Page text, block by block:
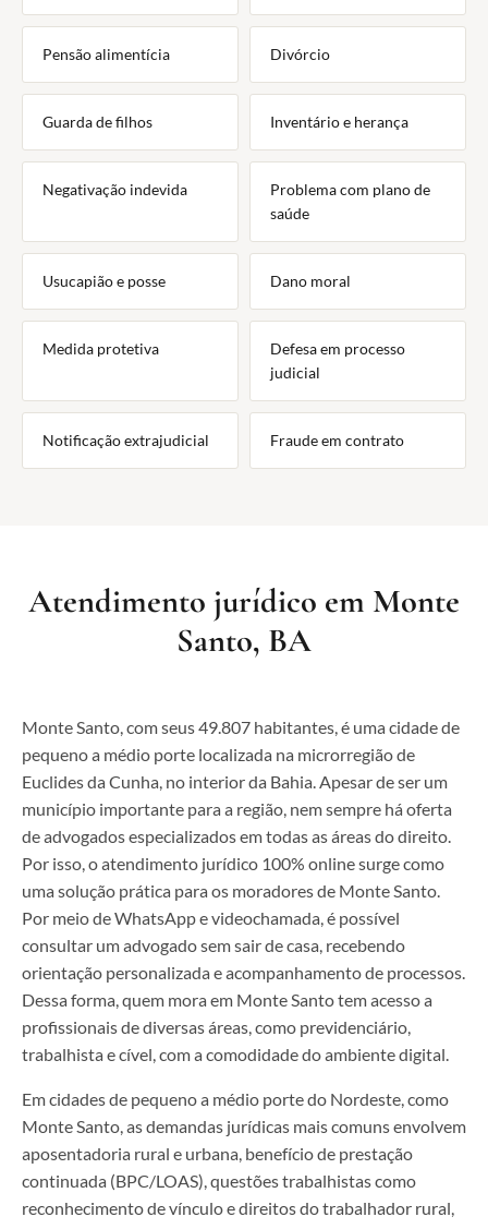
Pensão alimentícia Divórcio
Guarda de filhos Inventário e herança
Negativação indevida
Problema com plano de
saúde
Usucapião e posse Dano moral
Medida protetiva
Defesa em processo
judicial
Notificação extrajudicial Fraude em contrato
Atendimento jurídico em Monte
Santo, BA
Monte Santo, com seus 49.807 habitantes, é uma cidade de
pequeno a médio porte localizada na microrregião de
Euclides da Cunha, no interior da Bahia. Apesar de ser um
município importante para a região, nem sempre há oferta
de advogados especializados em todas as áreas do direito.
Por isso, o atendimento jurídico 100% online surge como
uma solução prática para os moradores de Monte Santo.
Por meio de WhatsApp e videochamada, é possível
consultar um advogado sem sair de casa, recebendo
orientação personalizada e acompanhamento de processos.
Dessa forma, quem mora em Monte Santo tem acesso a
profissionais de diversas áreas, como previdenciário,
trabalhista e cível, com a comodidade do ambiente digital.
Em cidades de pequeno a médio porte do Nordeste, como
Monte Santo, as demandas jurídicas mais comuns envolvem
aposentadoria rural e urbana, benefício de prestação
continuada (BPC/LOAS), questões trabalhistas como
reconhecimento de vínculo e direitos do trabalhador rural,